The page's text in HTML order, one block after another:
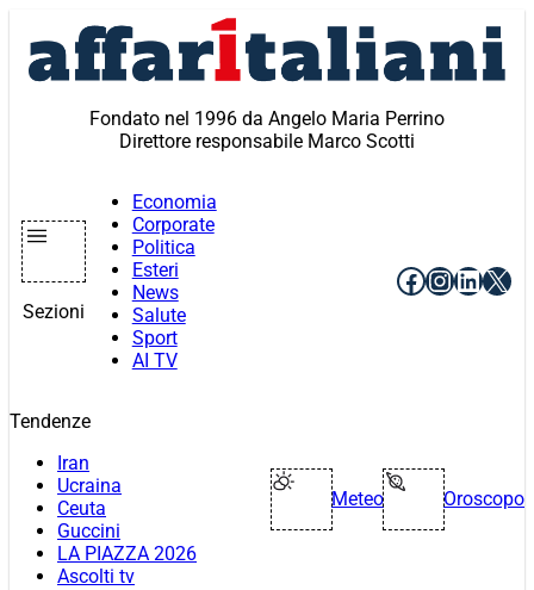
contenuto
Fondato nel 1996 da Angelo Maria Perrino
Direttore responsabile Marco Scotti
Sezioni
Economia
Corporate
Politica
Esteri
News
Salute
Sport
AI TV
Facebook
X
Tendenze
Iran
Ucraina
Ceuta
Guccini
LA PIAZZA 2026
Ascolti tv
Meteo Oroscopo